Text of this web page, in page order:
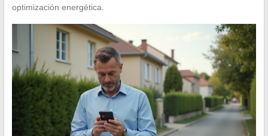
optimización energética.